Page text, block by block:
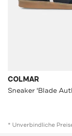
COLMAR
* Unverbindliche